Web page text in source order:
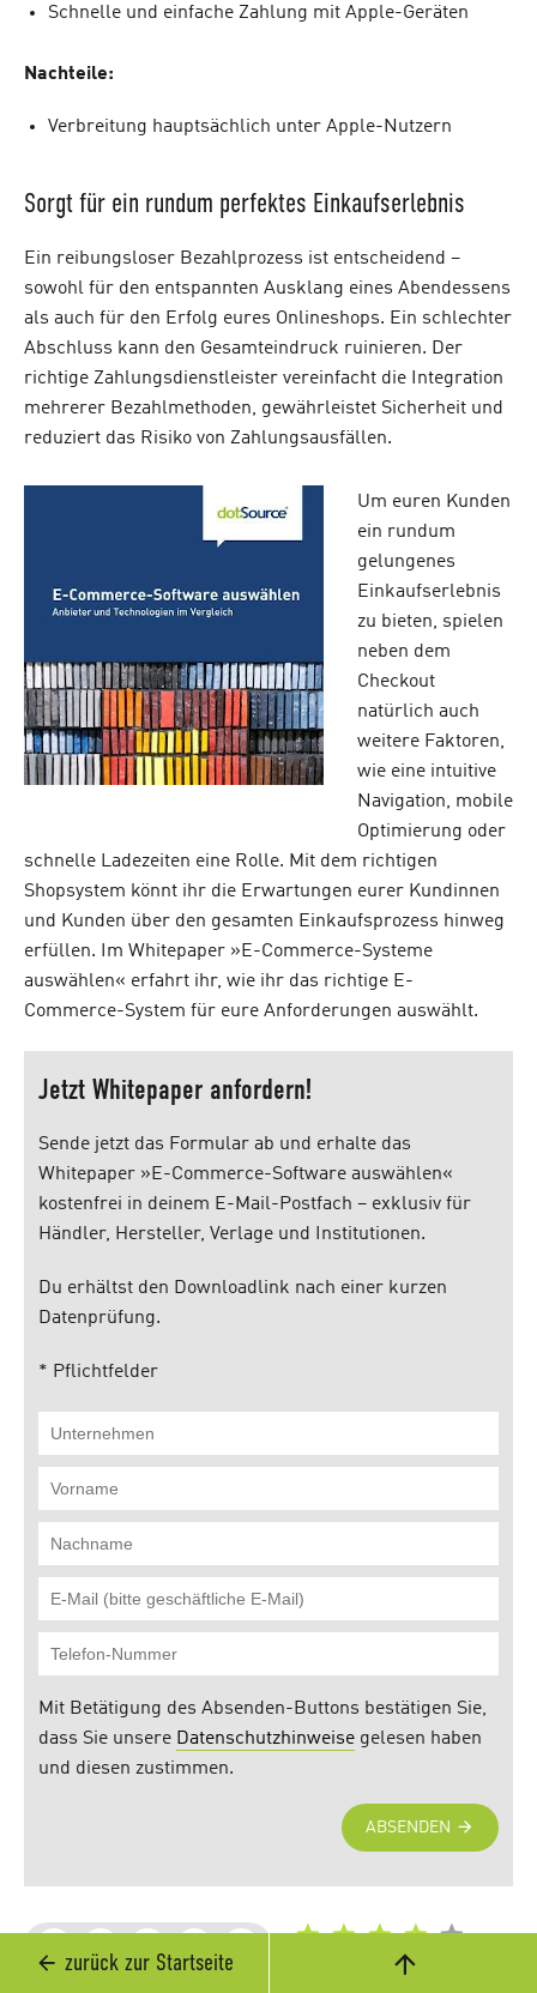
Schnelle und einfache Zahlung mit Apple-Geräten
Nachteile:
Verbreitung hauptsächlich unter Apple-Nutzern
Sorgt für ein rundum perfektes Einkaufserlebnis
Ein reibungsloser Bezahlprozess ist entscheidend –
sowohl für den entspannten Ausklang eines Abendessens
als auch für den Erfolg eures Onlineshops. Ein schlechter
Abschluss kann den Gesamteindruck ruinieren. Der
richtige Zahlungsdienstleister vereinfacht die Integration
mehrerer Bezahlmethoden, gewährleistet Sicherheit und
reduziert das Risiko von Zahlungsausfällen.
Um euren Kunden
ein rundum
gelungenes
Einkaufserlebnis
zu bieten, spielen
neben dem
Checkout
natürlich auch
weitere Faktoren,
wie eine intuitive
Navigation, mobile
Optimierung oder
schnelle Ladezeiten eine Rolle. Mit dem richtigen
Shopsystem könnt ihr die Erwartungen eurer Kundinnen
und Kunden über den gesamten Einkaufsprozess hinweg
erfüllen. Im Whitepaper »E-Commerce-Systeme
auswählen« erfahrt ihr, wie ihr das richtige E-
Commerce-System für eure Anforderungen auswählt.
(18 Bewertung(en), Schnitt:
zurück zur Startseite